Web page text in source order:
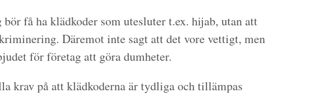
få ha klädkoder som utesluter t.ex. hijab, utan att
Däremot inte sagt att det vore vettigt, men
för företag att göra dumheter.
krav på att klädkoderna är tydliga och tillämpas